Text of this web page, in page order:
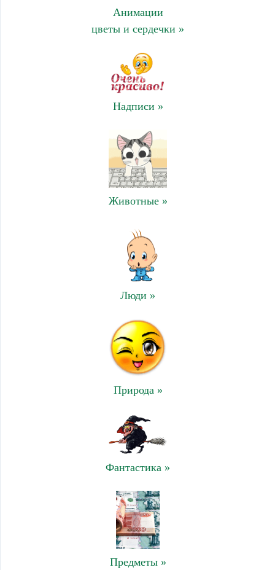
Анимации
цветы и сердечки »
Надписи »
Животные »
Люди »
Природа »
Фантастика »
Предметы »